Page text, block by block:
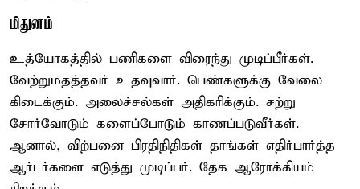
மிதுனம்
உத்யோகத்தில் பணிகளை விரைந்து முடிப்பீர்கள்.
வேற்றுமதத்தவர் உதவுவார். பெண்களுக்கு வேலை
கிடைக்கும். அலைச்சல்கள் அதிகரிக்கும். சற்று
சோர்வோடும் களைப்போடும் காணப்படுவீர்கள்.
ஆனால், விற்பனை பிரதிநிதிகள் தாங்கள் எதிர்பார்த்த
ஆர்டர்களை எடுத்து முடிப்பர். தேக ஆரோக்கியம்